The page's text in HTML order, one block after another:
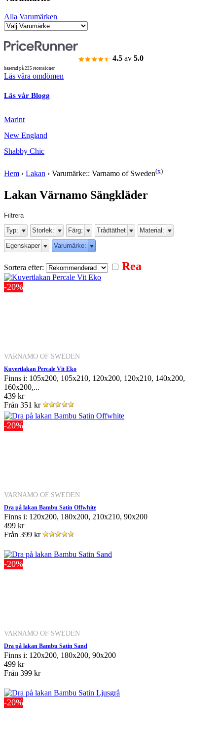
Alla Varumärken
4.5 av 5.0
baserad på 235 recensioner
Läs våra omdömen
Läs vår Blogg
Marint
New England
Shabby Chic
Hem › Lakan › Varumärke:: Varnamo of Sweden(x)
Lakan Värnamo Sängkläder
Filtrera
Typ:
Storlek: Färg: Trådtäthet Material:
Egenskaper Varumärke:
Sortera efter: Rea
-20%
VARNAMO OF SWEDEN
Kuvertlakan Percale Vit Eko
Finns i: 105x200, 105x210, 120x200, 120x210, 140x200,
160x200,...
439 kr
Från 351 kr
-20%
VARNAMO OF SWEDEN
Dra på lakan Bambu Satin Offwhite
Finns i: 120x200, 180x200, 210x210, 90x200
499 kr
Från 399 kr
-20%
VARNAMO OF SWEDEN
Dra på lakan Bambu Satin Sand
Finns i: 120x200, 180x200, 90x200
499 kr
Från 399 kr
-20%